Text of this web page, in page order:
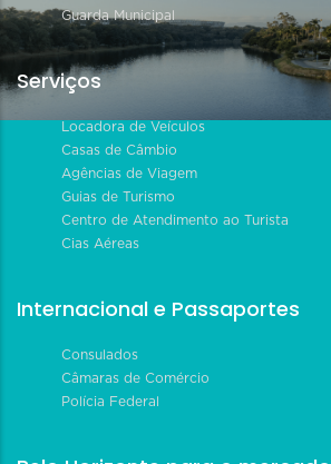
Guarda Municipal
Serviços
Locadora de Veículos
Casas de Câmbio
Agências de Viagem
Guias de Turismo
Centro de Atendimento ao Turista
Cias Aéreas
Internacional e Passaportes
Consulados
Câmaras de Comércio
Polícia Federal